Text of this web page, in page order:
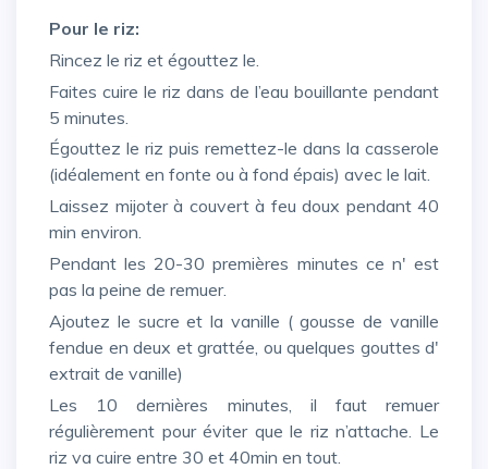
Pour le riz:
Rincez le riz et égouttez le.
Faites cuire le riz dans de l’eau bouillante pendant
5 minutes.
Égouttez le riz puis remettez-le dans la casserole
(idéalement en fonte ou à fond épais) avec le lait.
Laissez mijoter à couvert à feu doux pendant 40
min environ.
Pendant les 20-30 premières minutes ce n' est
pas la peine de remuer.
Ajoutez le sucre et la vanille ( gousse de vanille
fendue en deux et grattée, ou quelques gouttes d'
extrait de vanille)
Les 10 dernières minutes, il faut remuer
régulièrement pour éviter que le riz n’attache. Le
riz va cuire entre 30 et 40min en tout.